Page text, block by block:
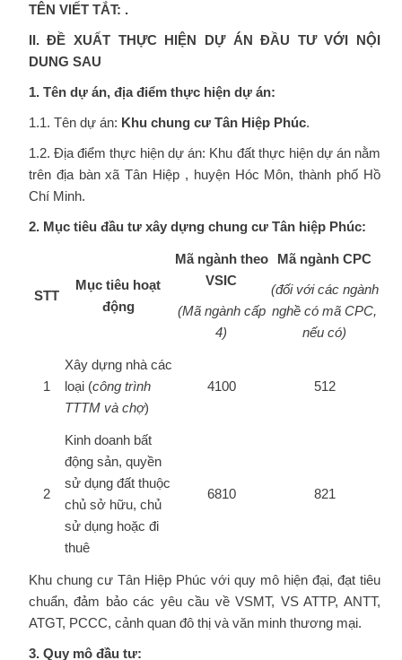
TÊN VIẾT TẮT: .
II. ĐỀ XUẤT THỰC HIỆN DỰ ÁN ĐẦU TƯ VỚI NỘI
DUNG SAU
1. Tên dự án, địa điểm thực hiện dự án:
1.1. Tên dự án: Khu chung cư Tân Hiệp Phúc.
1.2. Địa điểm thực hiện dự án: Khu đất thực hiện dự án nằm
trên địa bàn xã Tân Hiệp , huyện Hóc Môn, thành phố Hồ
Chí Minh.
2. Mục tiêu đầu tư xây dựng chung cư Tân hiệp Phúc:
STT
Mục tiêu hoạt
động
Mã ngành theo
VSIC
(Mã ngành cấp
4)
Mã ngành CPC
(đối với các ngành
nghề có mã CPC,
nếu có)
1
Xây dựng nhà các
loại (công trình
TTTM và chợ)
4100 512
2
Kinh doanh bất
động sản, quyền
sử dụng đất thuộc
chủ sở hữu, chủ
sử dụng hoặc đi
thuê
6810 821
Khu chung cư Tân Hiệp Phúc với quy mô hiện đại, đạt tiêu
chuẩn, đảm bảo các yêu cầu về VSMT, VS ATTP, ANTT,
ATGT, PCCC, cảnh quan đô thị và văn minh thương mại.
3. Quy mô đầu tư: